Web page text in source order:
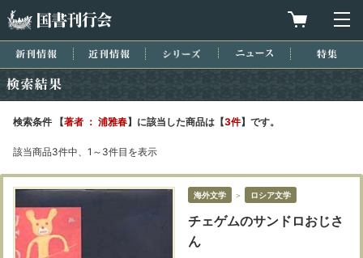
買物カゴを
新刊情報 近刊情報 シリーズ ニュース
検索条件 【著者 ： 浦雅春】に該当した商品は【3件】です。
該当商品3件中、1～3件目を表示
海外文学 ＞ ロシア文学
チェゲムのサンドロおじさ
ん